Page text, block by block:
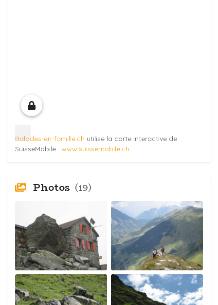
Balades-en-famille.ch utilise la carte interactive de
SuisseMobile : www.suissemobile.ch
Photos (19)